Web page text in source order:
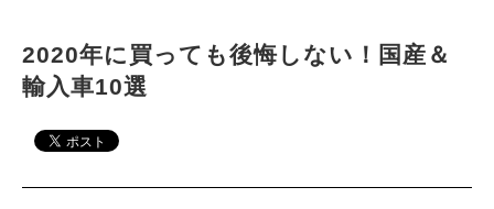
2020年に買っても後悔しない！国産＆
輸入車10選
WATCH
CAR&BIKE
LIFESTYLE